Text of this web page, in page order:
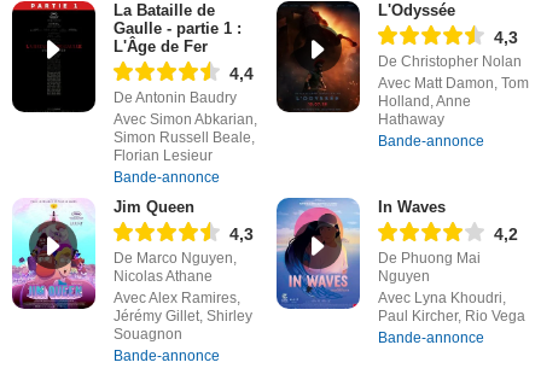
La Bataille de
Gaulle - partie 1 :
L'Âge de Fer
4,4
De Antonin Baudry
Avec Simon Abkarian,
Simon Russell Beale,
Florian Lesieur
Bande-annonce
L'Odyssée
4,3
De Christopher Nolan
Avec Matt Damon, Tom
Holland, Anne
Hathaway
Bande-annonce
Jim Queen
4,3
De Marco Nguyen,
Nicolas Athane
Avec Alex Ramires,
Jérémy Gillet, Shirley
Souagnon
Bande-annonce
In Waves
4,2
De Phuong Mai
Nguyen
Avec Lyna Khoudri,
Paul Kircher, Rio Vega
Bande-annonce